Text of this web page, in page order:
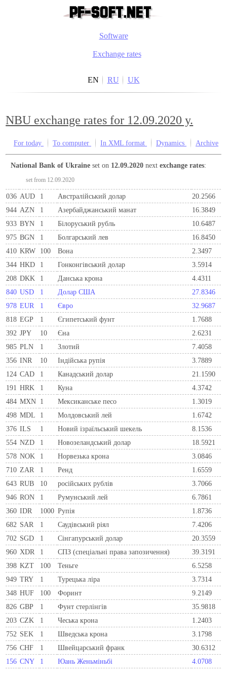
Software
Exchange rates
EN RU UK
NBU exchange rates for 12.09.2020 y.
For today To computer In XML format Dynamics Archive
National Bank of Ukraine set on 12.09.2020 nextexchange rates:
set from 12.09.2020
036 AUD 1 Австралійський долар
20.2566
944 AZN 1 Азербайджанський манат
16.3849
933 BYN 1 Бiлоруський рубль
10.6487
975 BGN 1 Болгарський лев
16.8450
410 KRW 100 Вона
2.3497
344 HKD 1 Гонконгівський долар
3.5914
208 DKK 1 Данська крона
4.4311
840 USD 1 Долар США
27.8346
978 EUR 1 Євро
32.9687
818 EGP 1 Єгипетський фунт
1.7688
392 JPY 10 Єна
2.6231
985 PLN 1 Злотий
7.4058
356 INR 10 Індійська рупія
3.7889
124 CAD 1 Канадський долар
21.1590
191 HRK 1 Куна
4.3742
484 MXN 1 Мексиканське песо
1.3019
498 MDL 1 Молдовський лей
1.6742
376 ILS 1 Новий ізраїльський шекель
8.1536
554 NZD 1 Новозеландський долар
18.5921
578 NOK 1 Норвезька крона
3.0846
710 ZAR 1 Ренд
1.6559
643 RUB 10 російських рублів
3.7066
946 RON 1 Румунський лей
6.7861
360 IDR 1000 Рупія
1.8736
682 SAR 1 Саудівський ріял
7.4206
702 SGD 1 Сінгапурський долар
20.3559
960 XDR 1 СПЗ (спеціальні права запозичення)
39.3191
398 KZT 100 Теньге
6.5258
949 TRY 1 Турецька ліра
3.7314
348 HUF 100 Форинт
9.2149
826 GBP 1 Фунт стерлінгів
35.9818
203 CZK 1 Чеська крона
1.2403
752 SEK 1 Шведська крона
3.1798
756 CHF 1 Швейцарський франк
30.6312
156 CNY 1 Юань Женьміньбі 4.0708